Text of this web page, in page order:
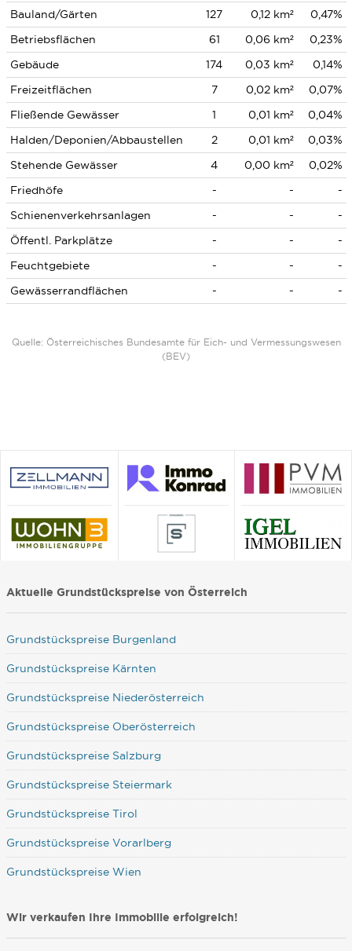
Bauland/Gärten 127 0,12 km²
0,47%
Betriebsflächen
61 0,06 km²
0,23%
Gebäude
174 0,03 km²
0,14%
Freizeitflächen
7 0,02 km²
0,07%
Fließende Gewässer
1 0,01 km²
0,04%
Halden/Deponien/Abbaustellen
2 0,01 km²
0,03%
Stehende Gewässer
4 0,00 km²
0,02%
Friedhöfe
- -
-
Schienenverkehrsanlagen
- -
-
Öffentl. Parkplätze
- -
-
Feuchtgebiete
- -
-
Gewässerrandflächen
- - -
Quelle: Österreichisches Bundesamte für Eich- und Vermessungswesen
(BEV)
Aktuelle Grundstückspreise von Österreich
Grundstückspreise Burgenland
Grundstückspreise Kärnten
Grundstückspreise Niederösterreich
Grundstückspreise Oberösterreich
Grundstückspreise Salzburg
Grundstückspreise Steiermark
Grundstückspreise Tirol
Grundstückspreise Vorarlberg
Grundstückspreise Wien
Wir verkaufen Ihre Immobilie erfolgreich!